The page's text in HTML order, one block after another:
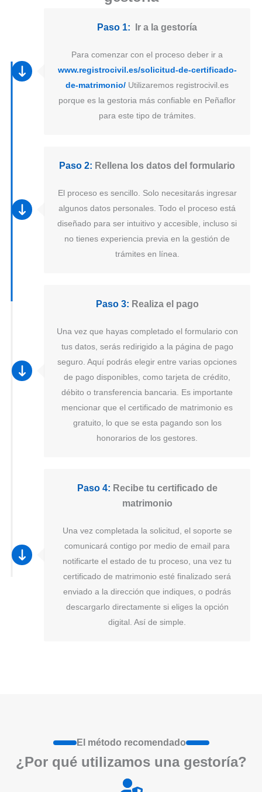
Paso 1: Ir a la gestoría
Para comenzar con el proceso deber ir a
www.registrocivil.es/solicitud-de-certificado-
de-matrimonio/ Utilizaremos registrocivil.es
porque es la gestoria más confiable en Peñaflor
para este tipo de trámites.
Paso 2: Rellena los datos del formulario
El proceso es sencillo. Solo necesitarás ingresar
algunos datos personales. Todo el proceso está
diseñado para ser intuitivo y accesible, incluso si
no tienes experiencia previa en la gestión de
trámites en línea.
Paso 3: Realiza el pago
Una vez que hayas completado el formulario con
tus datos, serás redirigido a la página de pago
seguro. Aquí podrás elegir entre varias opciones
de pago disponibles, como tarjeta de crédito,
débito o transferencia bancaria. Es importante
mencionar que el certificado de matrimonio es
gratuito, lo que se esta pagando son los
honorarios de los gestores.
Paso 4: Recibe tu certificado de
matrimonio
Una vez completada la solicitud, el soporte se
comunicará contigo por medio de email para
notificarte el estado de tu proceso, una vez tu
certificado de matrimonio esté finalizado será
enviado a la dirección que indiques, o podrás
descargarlo directamente si eliges la opción
digital. Así de simple.
El método recomendado
¿Por qué utilizamos una gestoría?